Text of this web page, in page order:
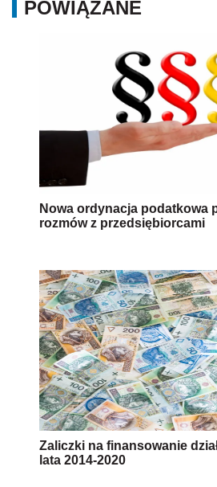
POWIĄZANE
Nowa ordynacja podatkowa
rozmów z przedsiębiorcami
Zaliczki na finansowanie
lata 2014-2020